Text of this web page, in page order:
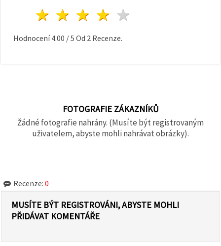
4 hvězdy
3 hvězdy
2 hvězdy
1 hvězda
Hodnocení4.00 /5 Od 2 Recenze.
FOTOGRAFIE ZÁKAZNÍKŮ
Žádné fotografie nahrány. (Musíte být registrovaným
uživatelem, abyste mohli nahrávat obrázky).
Recenze: 0
MUSÍTE BÝT REGISTROVÁNI, ABYSTE MOHLI
PŘIDÁVAT KOMENTÁŘE